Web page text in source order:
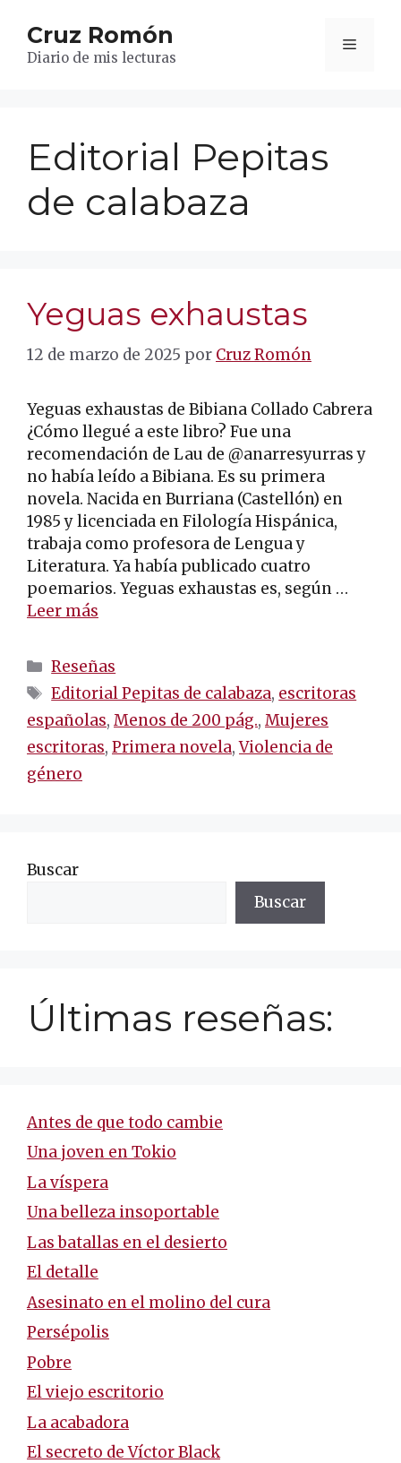
contenido
Cruz Romón
Diario de mis lecturas
Menú
Editorial Pepitas
de calabaza
Yeguas exhaustas
12 de marzo de 2025 por Cruz Romón
Yeguas exhaustas de Bibiana Collado Cabrera
¿Cómo llegué a este libro? Fue una
recomendación de Lau de @anarresyurras y
no había leído a Bibiana. Es su primera
novela. Nacida en Burriana (Castellón) en
1985 y licenciada en Filología Hispánica,
trabaja como profesora de Lengua y
Literatura. Ya había publicado cuatro
poemarios. Yeguas exhaustas es, según …
Leer más
Categorías
Reseñas
Etiquetas
Editorial Pepitas de calabaza, escritoras
españolas, Menos de 200 pág., Mujeres
escritoras, Primera novela,Violencia de
género
Buscar
Buscar
Últimas reseñas:
Antes de que todo cambie
Una joven en Tokio
La víspera
Una belleza insoportable
Las batallas en el desierto
El detalle
Asesinato en el molino del cura
Persépolis
Pobre
El viejo escritorio
La acabadora
El secreto de Víctor Black